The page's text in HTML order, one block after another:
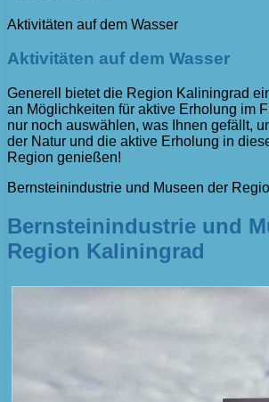
Aktivitäten auf dem Wasser
Aktivitäten auf dem Wasser
Generell bietet die Region Kaliningrad
an Möglichkeiten für aktive Erholung im
nur noch auswählen, was Ihnen gefällt,
der Natur und die aktive Erholung in
Region genießen!
Bernsteinindustrie und Museen der
Bernsteinindustrie und
Region Kaliningrad